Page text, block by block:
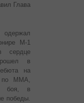
Глава
одержал
M-1
сердце
в
на
по ММА,
боя, в
победы.